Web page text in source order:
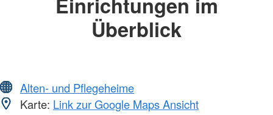
Überblick
Alten- und Pflegeheime
Karte: Link zur Google Maps Ansicht